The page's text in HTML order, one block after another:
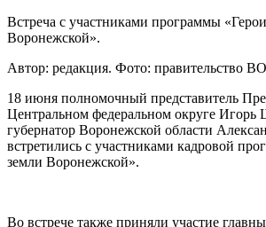
Встреча с участниками программы
Воронежской».
Автор: редакция. Фото: правительство
18 июня полномочный представитель
Центральном федеральном округе Игорь
губернатор Воронежской области
встретились с участниками кадровой
земли Воронежской».
Во встрече также приняли участие